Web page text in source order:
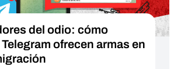
del odio: cómo
ofrecen armas en